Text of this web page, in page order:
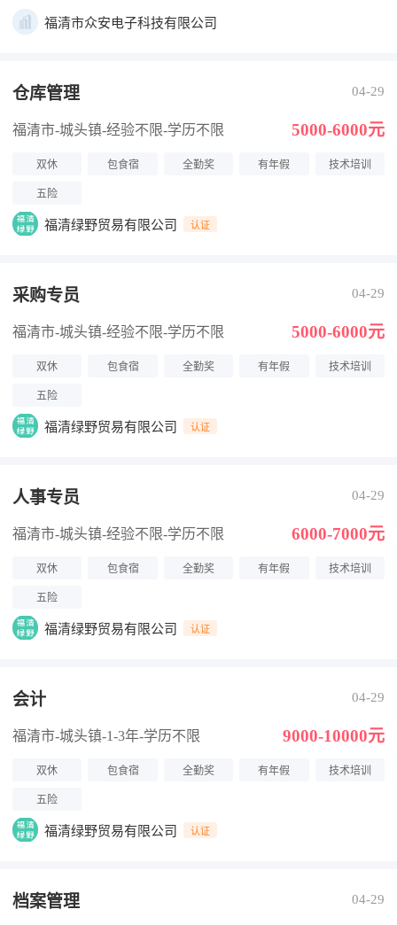
福清市众安电子科技有限公司
仓库管理 04-29
福清市-城头镇-经验不限-学历不限 5000-6000元
双休 包食宿 全勤奖 有年假 技术培训
五险
福清绿野贸易有限公司 认证
采购专员 04-29
福清市-城头镇-经验不限-学历不限 5000-6000元
双休 包食宿 全勤奖 有年假 技术培训
五险
福清绿野贸易有限公司 认证
人事专员 04-29
福清市-城头镇-经验不限-学历不限 6000-7000元
双休 包食宿 全勤奖 有年假 技术培训
五险
福清绿野贸易有限公司 认证
会计 04-29
福清市-城头镇-1-3年-学历不限 9000-10000元
双休 包食宿 全勤奖 有年假 技术培训
五险
福清绿野贸易有限公司 认证
档案管理 04-29